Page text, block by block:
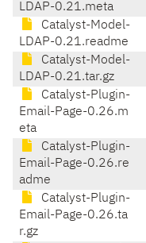
LDAP-0.21.meta
Catalyst-Model-
LDAP-0.21.readme
Catalyst-Model-
LDAP-0.21.tar.gz
Catalyst-Plugin-
Email-Page-0.26.m
eta
Catalyst-Plugin-
Email-Page-0.26.re
adme
Catalyst-Plugin-
Email-Page-0.26.ta
r.gz